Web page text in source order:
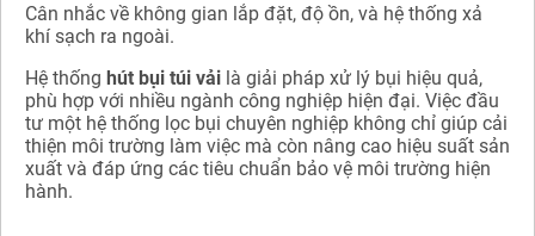
Cân nhắc về không gian lắp đặt, độ ồn, và hệ thống xả
khí sạch ra ngoài.
Hệ thống hút bụi túi vải là giải pháp xử lý bụi hiệu quả,
phù hợp với nhiều ngành công nghiệp hiện đại. Việc đầu
tư một hệ thống lọc bụi chuyên nghiệp không chỉ giúp cải
thiện môi trường làm việc mà còn nâng cao hiệu suất sản
xuất và đáp ứng các tiêu chuẩn bảo vệ môi trường hiện
hành.